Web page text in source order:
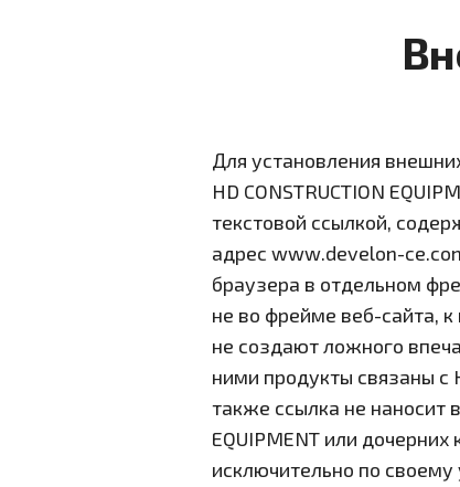
Для установления
HD CONSTRUCTION
текстовой ссылкой,
адрес www.develon-
браузера в отдельном
не во фрейме веб-сайта,
не создают ложного
ними продукты связаны с
также ссылка не наносит
EQUIPMENT или дочерних
исключительно по